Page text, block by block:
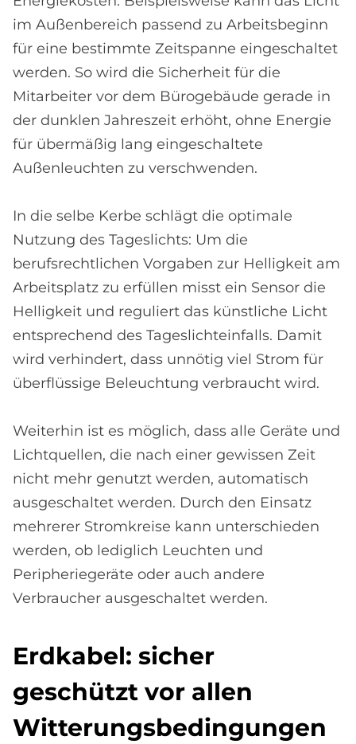
im Außenbereich passend zu Arbeitsbeginn
für eine bestimmte Zeitspanne eingeschaltet
werden. So wird die Sicherheit für die
Mitarbeiter vor dem Bürogebäude gerade in
der dunklen Jahreszeit erhöht, ohne Energie
für übermäßig lang eingeschaltete
Außenleuchten zu verschwenden.
In die selbe Kerbe schlägt die optimale
Nutzung des Tageslichts: Um die
berufsrechtlichen Vorgaben zur Helligkeit am
Arbeitsplatz zu erfüllen misst ein Sensor die
Helligkeit und reguliert das künstliche Licht
entsprechend des Tageslichteinfalls. Damit
wird verhindert, dass unnötig viel Strom für
überflüssige Beleuchtung verbraucht wird.
Weiterhin ist es möglich, dass alle Geräte und
Lichtquellen, die nach einer gewissen Zeit
nicht mehr genutzt werden, automatisch
ausgeschaltet werden. Durch den Einsatz
mehrerer Stromkreise kann unterschieden
werden, ob lediglich Leuchten und
Peripheriegeräte oder auch andere
Verbraucher ausgeschaltet werden.
Erd­ka­bel: si­cher
ge­schüt­zt vor al­len
Wit­te­rungs­be­din­gun­gen